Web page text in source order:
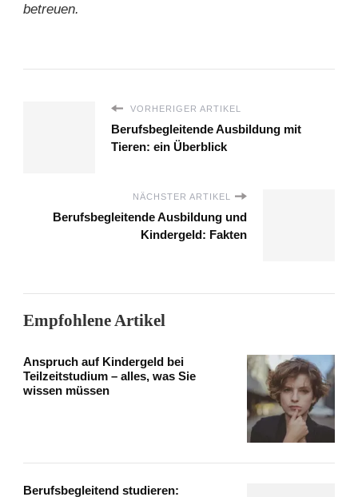
betreuen.
VORHERIGER ARTIKEL
Berufsbegleitende Ausbildung mit
Tieren: ein Überblick
NÄCHSTER ARTIKEL
Berufsbegleitende Ausbildung und
Kindergeld: Fakten
Empfohlene Artikel
Anspruch auf Kindergeld bei
Teilzeitstudium – alles, was Sie
wissen müssen
Berufsbegleitend studieren: